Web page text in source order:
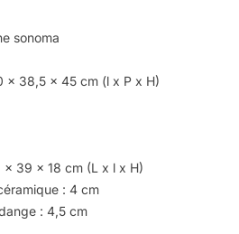
sonoma
x 38,5 x 45 cm (l x P x H)
x 39 x 18 cm (L x l x H)
: 4 cm
: 4,5 cm